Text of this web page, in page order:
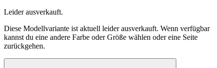
Leider ausverkauft.
Diese Modellvariante ist aktuell leider ausverkauft. Wenn verfügbar
kannst du eine andere Farbe oder Größe wählen oder eine Seite
zurückgehen.